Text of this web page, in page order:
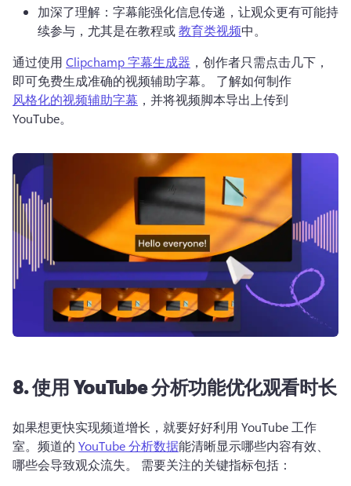
加深了理解：字幕能强化信息传递，让观众更有可能持
续参与，尤其是在教程或 教育类视频中。
通过使用 Clipchamp 字幕生成器 ，创作者只需点击几下，
即可免费生成准确的视频辅助字幕。 了解如何制作
风格化的视频辅助字幕 ，并将视频脚本导出上传到
YouTube。
8.使用 YouTube 分析功能优化观看时长
如果想更快实现频道增长，就要好好利用 YouTube 工作
室。 频道的 YouTube 分析数据能清晰显示哪些内容有效、
哪些会导致观众流失。 需要关注的关键指标包括：